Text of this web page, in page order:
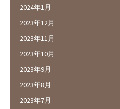
2024年1月
2023年12月
2023年11月
2023年10月
2023年9月
2023年8月
2023年7月